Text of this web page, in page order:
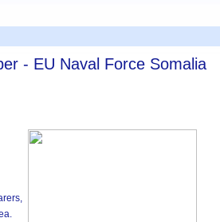
- EU Naval Force Somalia